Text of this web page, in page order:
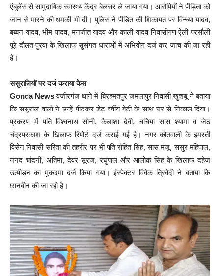
एंबुलेंस से सामुदायिक स्वास्थ्य केंद्र बेलसर ले जाया गया। आरोपियों ने पीड़िता को
जान से मारने की धमकी भी दी। पुलिस ने पीड़ित की शिकायत पर विन्ध्या यादव,
बब्बन यादव, भीम यादव, मनजीत यादव और काली यादव निवासीगण ऐली परसौली
पूरे दौलत पुरवा के खिलाफ सुसंगत धाराओं में अभियोग दर्ज कर जांच की जा रही
है।
ससुरालियों पर दर्ज कराया केस
Gonda News वजीरगंज थाने में बिरहमतपुर जमलापुर निवासी खुशबू ने बताया
कि ससुराल वालों ने उन्हें पीटकर डेढ़ वर्षीय बेटी के साथ घर से निकाल दिया।
प्रकरण में पति विश्वनाथ सोनी, कैलाशा देवी, चचिया सास श्यामा व जेठ
चंद्रप्रकाश के खिलाफ रिपोर्ट दर्ज कराई गई है। नगर कोतवाली के इमरती
विसेन निवासी सरिता की तहरीर पर भी पति रोहित सिंह, सास मंजू, ससुर महिपाल,
ननद चांदनी, अंतिमा, देवर सूरज, रघुपाल और आलोक सिंह के खिलाफ दहेज
उत्पीड़न का मुकदमा दर्ज किया गया। इंस्पेक्टर विवेक त्रिवेदी ने बताया कि
छानबीन की जा रही है।